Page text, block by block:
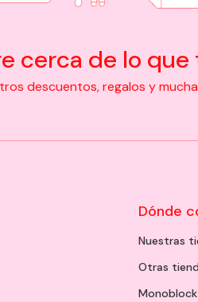
cerca de lo que
descuentos, regalos y
Dónde
Nuestras
Otras